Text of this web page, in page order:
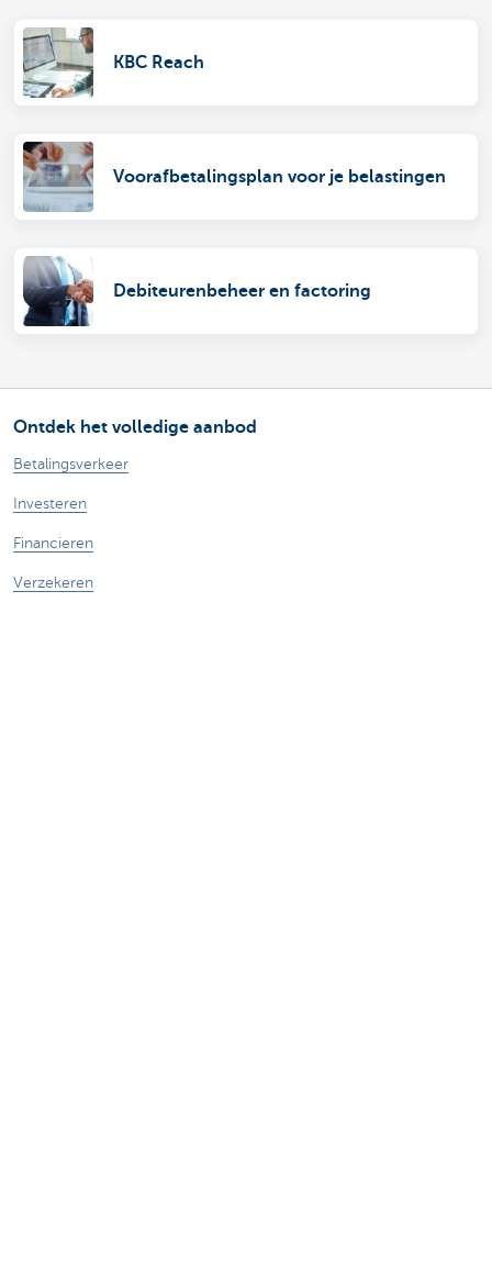
KBC Reach
Voorafbetalingsplan voor je belastingen
Debiteurenbeheer en factoring
Ontdek het volledige aanbod
Betalingsverkeer
Investeren
Financieren
Verzekeren